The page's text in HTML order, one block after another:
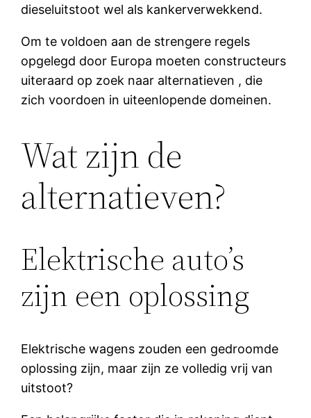
dieseluitstoot wel als kankerverwekkend.
Om te voldoen aan de strengere regels
opgelegd door Europa moeten constructeurs
uiteraard op zoek naar alternatieven , die
zich voordoen in uiteenlopende domeinen.
Wat zijn de
alternatieven?
Elektrische auto’s
zijn een oplossing
Elektrische wagens zouden een gedroomde
oplossing zijn, maar zijn ze volledig vrij van
uitstoot?